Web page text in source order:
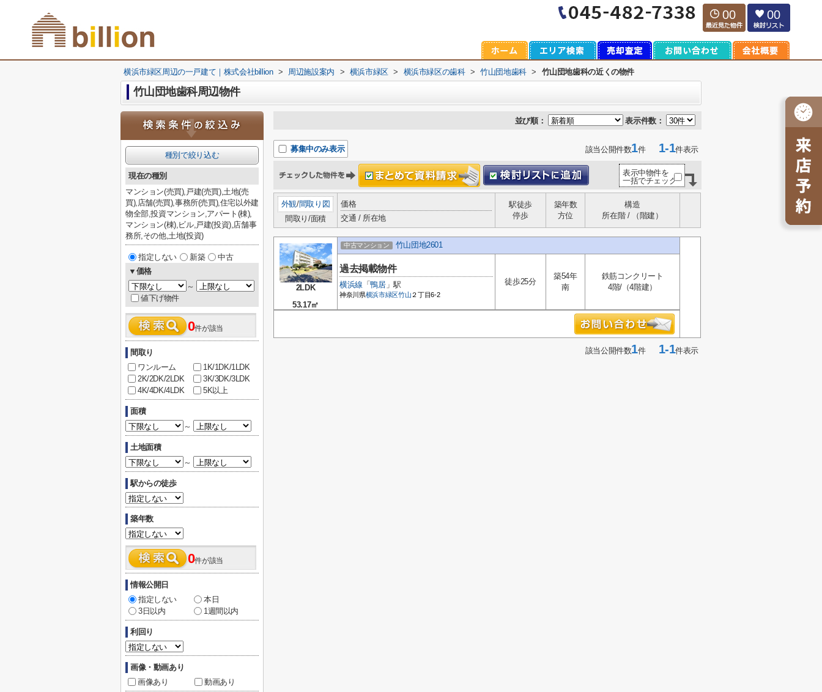
00 00
横浜市緑区周辺の一戸建て｜株式会社billion > 周辺施設案内 > 横浜市緑区 > 横浜市緑区の歯科 > 竹山団地歯科 > 竹山団地歯科の近くの物件
竹山団地歯科周辺物件
並び順： 表示件数：
募集中のみ表示 該当公開件数1件1-1件表示
表示中物件を
一括でチェック
外観/間取り図
間取り/面積
価格
交通 / 所在地
駅徒歩
停歩
築年数
方位
構造
所在階 / （階建）
2LDK
53.17㎡
中古マンション 竹山団地2601
過去掲載物件
横浜線 「鴨居」駅
神奈川県横浜市緑区竹山 ２丁目6-2
徒歩25分
築54年
南
鉄筋コンクリート
4階/（4階建）
該当公開件数1件1-1件表示
種別で絞り込む
現在の種別
マンション(売買),戸建(売買),土地(売
買),店舗(売買),事務所(売買),住宅以外建
物全部,投資マンション,アパート(棟),
マンション(棟),ビル,戸建(投資),店舗事
務所,その他,土地(投資)
指定しない 新築
中古
▼価格
～
値下げ物件
0件が該当
間取り
ワンルーム
1K/1DK/1LDK
2K/2DK/2LDK
3K/3DK/3LDK
4K/4DK/4LDK
5K以上
面積
～
土地面積
～
駅からの徒歩
築年数
0件が該当
情報公開日
指定しない
本日
3日以内
1週間以内
利回り
画像・動画あり
画像あり
動画あり